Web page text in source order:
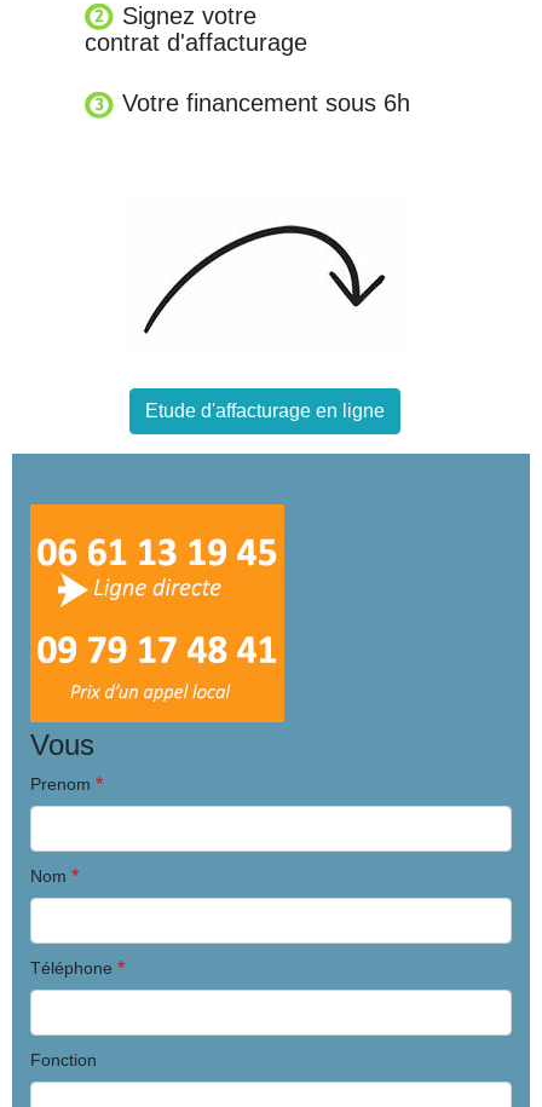
Signez votre
contrat d'affacturage
Votre financement sous 6h
Etude d'affacturage en ligne
Vous
Prenom *
Nom *
Téléphone *
Fonction